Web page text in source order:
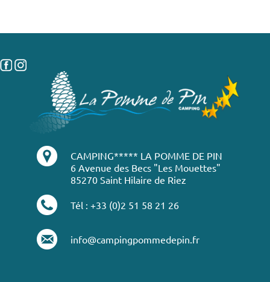
CAMPING***** LA POMME DE PIN
6 Avenue des Becs "Les Mouettes"
85270 Saint Hilaire de Riez
Tél : +33 (0)2 51 58 21 26
info@campingpommedepin.fr